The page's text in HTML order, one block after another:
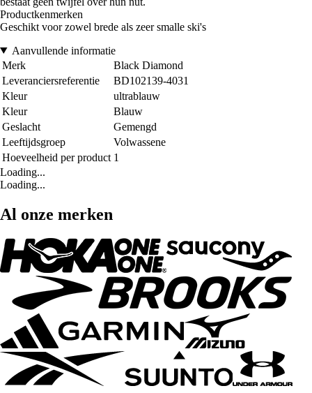
Productkenmerken
Geschikt voor zowel brede als zeer smalle ski's
Aanvullende informatie
Merk
Black Diamond
Leveranciersreferentie
BD102139-4031
Kleur
ultrablauw
Kleur
Blauw
Geslacht
Gemengd
Leeftijdsgroep
Volwassene
Hoeveelheid per product 1
Loading...
Loading...
Al onze merken